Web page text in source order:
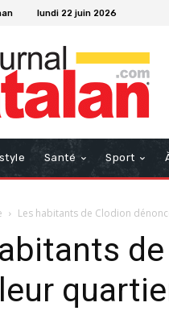
lundi 22 juin 2026
Santé Sport
Les habitants de Clodion